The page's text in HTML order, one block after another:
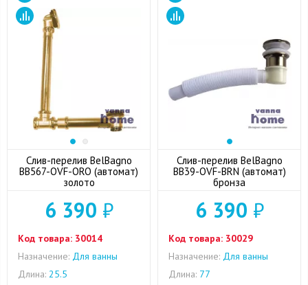
Слив-перелив BelBagno
BB567-OVF-ORO (автомат)
золото
6 390 ₽
Код товара: 30014
Назначение: Для ванны
Длина: 25.5
Слив-перелив BelBagno
BB39-OVF-BRN (автомат)
бронза
6 390 ₽
Код товара: 30029
Назначение: Для ванны
Длина: 77